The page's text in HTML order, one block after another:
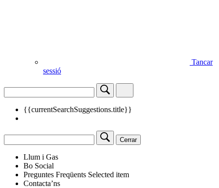
Tancar
sessió
{{currentSearchSuggestions.title}}
Cerrar
Llum i Gas
Bo Social
Preguntes Freqüents Selected item
Contacta’ns